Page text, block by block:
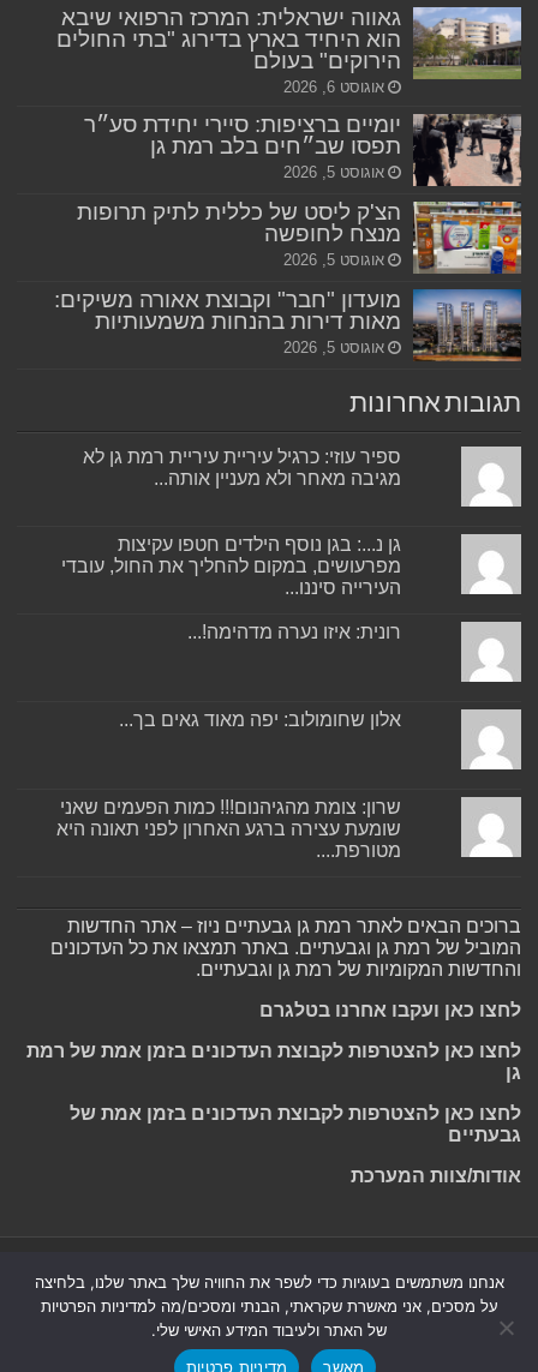
גאווה ישראלית: המרכז הרפואי שיבא
הוא היחיד בארץ בדירוג "בתי החולים
הירוקים" בעולם
אוגוסט 6, 2026
יומיים ברציפות: סיירי יחידת סע״ר
תפסו שב״חים בלב רמת גן
אוגוסט 5, 2026
הצ'ק ליסט של כללית לתיק תרופות
מנצח לחופשה
אוגוסט 5, 2026
מועדון "חבר" וקבוצת אאורה משיקים:
מאות דירות בהנחות משמעותיות
אוגוסט 5, 2026
תגובות אחרונות
ספיר עוזי: כרגיל עיריית עיריית רמת גן לא
מגיבה מאחר ולא מעניין אותה...
גן נ...: בגן נוסף הילדים חטפו עקיצות
מפרעושים, במקום להחליך את החול, עובדי
העירייה סיננו...
רונית: איזו נערה מדהימה!...
אלון שחומולוב: יפה מאוד גאים בך...
שרון: צומת מהגיהנום!!! כמות הפעמים שאני
שומעת עצירה ברגע האחרון לפני תאונה היא
מטורפת....
ברוכים הבאים לאתר רמת גן גבעתיים ניוז – אתר החדשות
המוביל של רמת גן וגבעתיים. באתר תמצאו את כל העדכונים
והחדשות המקומיות של רמת גן וגבעתיים.
לחצו כאן ועקבו אחרנו בטלגרם
לחצו כאן להצטרפות לקבוצת העדכונים בזמן אמת של רמת
גן
לחצו כאן להצטרפות לקבוצת העדכונים בזמן אמת של
גבעתיים
אודות/צוות המערכת
© כל הזכויות שמורות 2026, רמת גן גבעתיים ניוז.
|חדשות רמת גן-גבעתיים
אנחנו משתמשים בעוגיות כדי לשפר את החוויה שלך באתר שלנו, בלחיצה
על מסכים, אני מאשרת שקראתי, הבנתי ומסכים/מה למדיניות הפרטיות
של האתר ולעיבוד המידע האישי שלי.
מאשר
מדיניות פרטיות